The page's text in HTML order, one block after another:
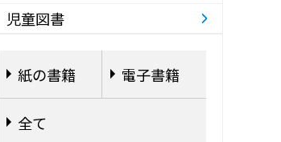
児童図書
紙の書籍 電子書籍
全て